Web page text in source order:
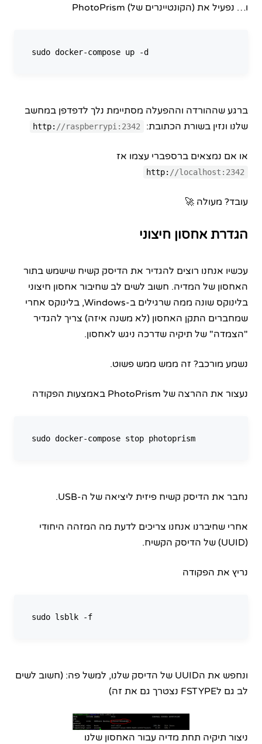
ו… נפעיל את (הקונטיינרים של) PhotoPrism
ברגע שההורדה וההפעלה מסתיימת נלך לדפדפן במחשב
שלנו ונזין בשורת הכתובת:
http: //raspberrypi:2342
או אם נמצאים ברספברי עצמו אז
http: //localhost:2342
עובד? מעולה 🚀
הגדרת אחסון חיצוני
עכשיו אנחנו רוצים להגדיר את הדיסק קשיח שישמש בתור
האחסון של המדיה. חשוב לשים לב שחיבור אחסון חיצוני
בלינוקס שונה ממה שרגילים ב-Windows, בלינוקס אחרי
שמחברים התקן האחסון (לא משנה איזה) צריך להגדיר
"הצמדה" של תיקיה שדרכה ניגש לאחסון.
נשמע מורכב? זה ממש ממש פשוט.
נעצור את ההרצה של PhotoPrism באמצעות הפקודה
sudo docker-compose stop photoprism
נחבר את הדיסק קשיח פיזית ליציאה של ה-USB.
אחרי שחיברנו אנחנו צריכים לדעת מה המזהה היחודי
(UUID) של הדיסק הקשיח.
נריץ את הפקודה
sudo lsblk -f
ונחפש את הUUID של הדיסק שלנו, למשל פה: (חשוב לשים
לב גם לFSTYPE נצטרך גם את זה)
ניצור תיקיה תחת מדיה עבור האחסון שלנו